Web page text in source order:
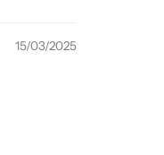
15/03/2025